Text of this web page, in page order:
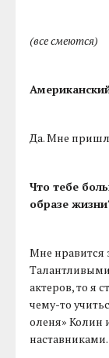
(все смеются)
Да. Мне
Что тебе
образе
Мне
актеров, то я
чему-то
оленя»
наставниками.